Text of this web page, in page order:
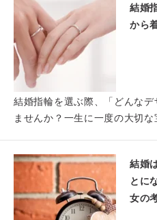
結婚
から
結婚指輪を選ぶ際、「どんな
ませんか？一生に一度の大切な
結婚
とに
女の